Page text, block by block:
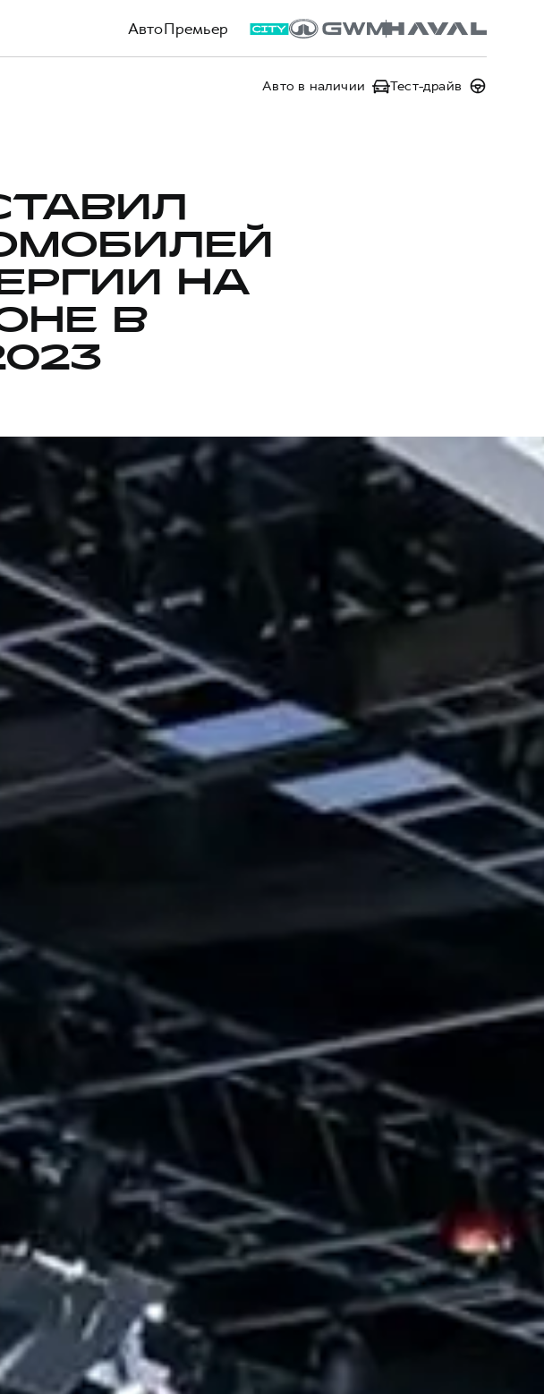
АвтоПремьер
Авто в наличии Тест-драйв
НА
В